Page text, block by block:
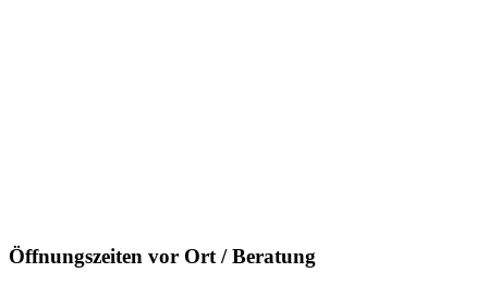
Öffnungszeiten vor Ort / Beratung